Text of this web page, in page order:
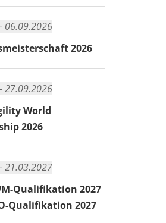
06.09.2026
2026
27.09.2026
World
2026
21.03.2027
Qualifikation 2027
Qualifikation 2027